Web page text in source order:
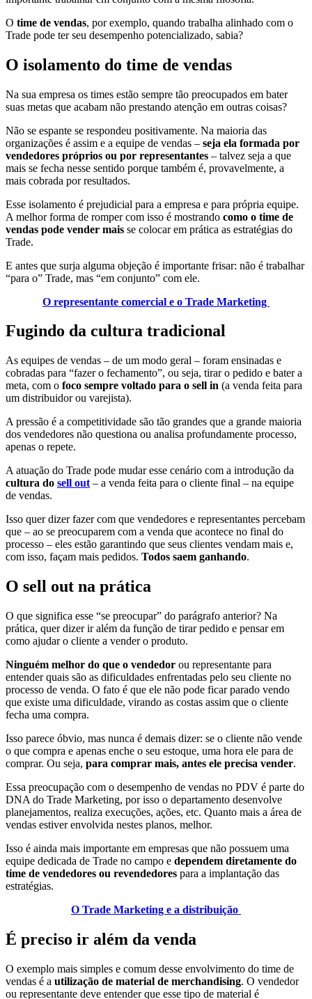
O time de vendas, por exemplo, quando trabalha alinhado com o
Trade pode ter seu desempenho potencializado, sabia?
O isolamento do time de vendas
Na sua empresa os times estão sempre tão preocupados em bater
suas metas que acabam não prestando atenção em outras coisas?
Não se espante se respondeu positivamente. Na maioria das
organizações é assim e a equipe de vendas – seja ela formada por
vendedores próprios ou por representantes – talvez seja a que
mais se fecha nesse sentido porque também é, provavelmente, a
mais cobrada por resultados.
Esse isolamento é prejudicial para a empresa e para própria equipe.
A melhor forma de romper com isso é mostrando como o time de
vendas pode vender mais se colocar em prática as estratégias do
Trade.
E antes que surja alguma objeção é importante frisar: não é trabalhar
“para o” Trade, mas “em conjunto” com ele.
O representante comercial e o Trade Marketing
Fugindo da cultura tradicional
As equipes de vendas – de um modo geral – foram ensinadas e
cobradas para “fazer o fechamento”, ou seja, tirar o pedido e bater a
meta, com o foco sempre voltado para o sell in (a venda feita para
um distribuidor ou varejista).
A pressão é a competitividade são tão grandes que a grande maioria
dos vendedores não questiona ou analisa profundamente processo,
apenas o repete.
A atuação do Trade pode mudar esse cenário com a introdução da
cultura do sell out – a venda feita para o cliente final – na equipe
de vendas.
Isso quer dizer fazer com que vendedores e representantes percebam
que – ao se preocuparem com a venda que acontece no final do
processo – eles estão garantindo que seus clientes vendam mais e,
com isso, façam mais pedidos. Todos saem ganhando.
O sell out na prática
O que significa esse “se preocupar” do parágrafo anterior? Na
prática, quer dizer ir além da função de tirar pedido e pensar em
como ajudar o cliente a vender o produto.
Ninguém melhor do que o vendedor ou representante para
entender quais são as dificuldades enfrentadas pelo seu cliente no
processo de venda. O fato é que ele não pode ficar parado vendo
que existe uma dificuldade, virando as costas assim que o cliente
fecha uma compra.
Isso parece óbvio, mas nunca é demais dizer: se o cliente não vende
o que compra e apenas enche o seu estoque, uma hora ele para de
comprar. Ou seja, para comprar mais, antes ele precisa vender.
Essa preocupação com o desempenho de vendas no PDV é parte do
DNA do Trade Marketing, por isso o departamento desenvolve
planejamentos, realiza execuções, ações, etc. Quanto mais a área de
vendas estiver envolvida nestes planos, melhor.
Isso é ainda mais importante em empresas que não possuem uma
equipe dedicada de Trade no campo e dependem diretamente do
time de vendedores ou revendedores para a implantação das
estratégias.
O Trade Marketing e a distribuição
É preciso ir além da venda
O exemplo mais simples e comum desse envolvimento do time de
vendas é a utilização de material de merchandising. O vendedor
ou representante deve entender que esse tipo de material é